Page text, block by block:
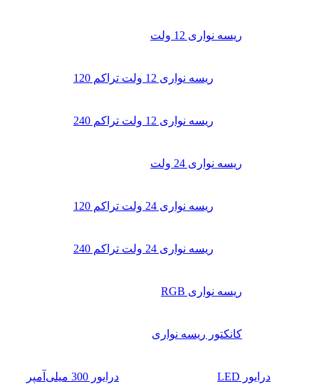
ریسه نواری 12 ولت
ریسه نواری 12 ولت تراکم 120
ریسه نواری 12 ولت تراکم 240
ریسه نواری 24 ولت
ریسه نواری 24 ولت تراکم 120
ریسه نواری 24 ولت تراکم 240
ریسه نواری RGB
کانکتور ریسه نواری
درایور LED درایور 300 میلی‌آمپر